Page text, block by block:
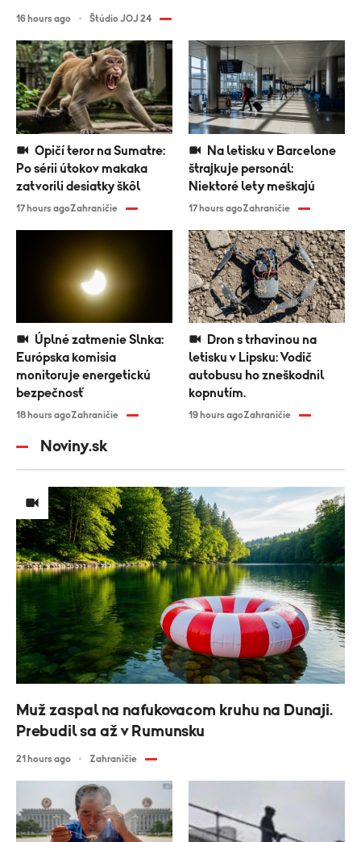
16 hours ago Štúdio JOJ 24
Po sérii útokov makaka
zatvorili desiatky škôl
17 hours agoZahraničie
štrajkuje personál:
Niektoré lety meškajú
17 hours agoZahraničie
Európska komisia
monitoruje energetickú
bezpečnosť
18 hours agoZahraničie
letisku v Lipsku: Vodič
autobusu ho zneškodnil
kopnutím.
19 hours agoZahraničie
Noviny.sk
Muž zaspal na nafukovacom kruhu na Dunaji.
Prebudil sa až v Rumunsku
21 hours ago Zahraničie